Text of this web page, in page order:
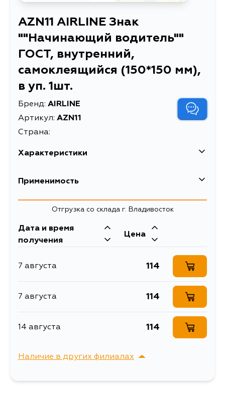
AZN11 AIRLINE Знак
""Начинающий водитель""
ГОСТ, внутренний,
самоклеящийся (150*150 мм),
в уп. 1шт.
Бренд: AIRLINE
Артикул: AZN11
Страна:
Характеристики
EAN-13
Длина упаковки, мм 1
Масса, кг 0.006
Знак ""Начинающий
самоклеящийся (150*150
Ширина упаковки, мм
Применимость
Отгрузка со склада г. Владивосток
Дата и время
получения
Цена
7 августа 114
7 августа 114
14 августа 114
Наличие в других филиалах
г. Владивосток,